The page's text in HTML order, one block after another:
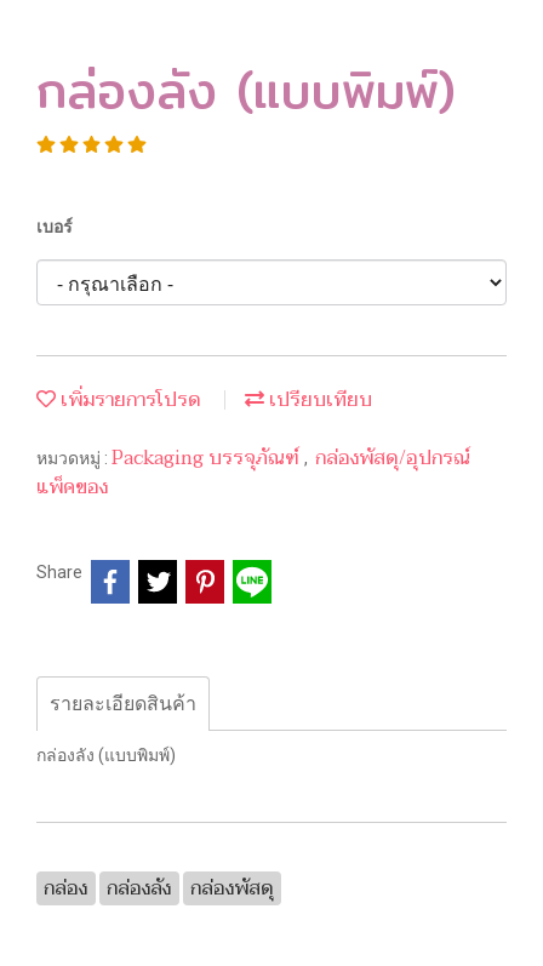
กล่องลัง (แบบพิมพ์)
เบอร์
เพิ่มรายการโปรด เปรียบเทียบ
หมวดหมู่ : Packaging บรรจุภัณฑ์ , กล่องพัสดุ/อุปกรณ์
แพ็คของ
Share
รายละเอียดสินค้า
กล่องลัง (แบบพิมพ์)
กล่อง กล่องลัง กล่องพัสดุ